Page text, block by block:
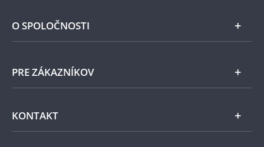
Len v Národnej Pokladnici
Pamätné medaily
O SPOLOČNOSTI
Národná Pokladnica
PRE ZÁKAZNÍKOV
Všeobecné obchodné podmienky
Ochrana osobných údajov
KONTAKT